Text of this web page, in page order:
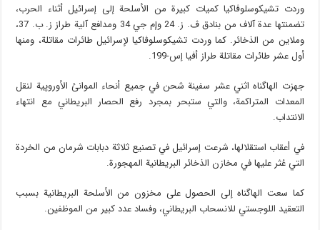
وردت تشيكوسلوڤاكيا كميات كبيرة من الأسلحة إلى إسرائيل أثناء الحرب،
تضمنتها عدة آلاف من بنادق ڤ. ز. 24 وإم جي 34 ومدافع آلية طراز ز. ب. 37،
وملاين من الذخائر. كما وردت تشيكوسلوڤاكيا لإسرائيل طائرات مقاتلة، ومنها
أول عشر طائرات مقاتلة طراز أڤيا إس-199.
جهزت الهاگناه اثني عشر سفينة شحن في جميع أنحاء الموانئ الأوروپية لنقل
المعدات المتراكمة، والتي ستبحر بمجرد رفع الحصار البريطاني مع انتهاء
الانتداب.
في أعقاب استقلالها، شرعت إسرائيل في تصنيع ثلاثة دبابات شرمان من الخردة
التي عُثر عليها في مخازن الذخائر البريطانية المهجورة.
كما سعت الهاگناه إلى الحصول على مخزون من الأسلحة البريطانية بسبب
التعقيد اللوجستي للانسحاب البريطاني، وفساد عدد كبير من الموظفين.